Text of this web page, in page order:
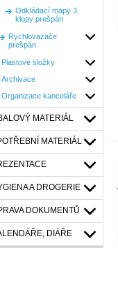
Odkládací mapy 3
klopy prešpán
Rychlovazače
prešpán
Plastové složky
Archivace
Organizace kanceláře
MATERIÁL
MATERIÁL
A DROGERIE
DOKUMENTŮ
DIÁŘE